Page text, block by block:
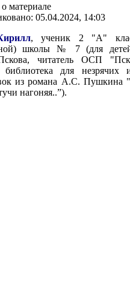
материале
05.04.2024, 14:03
, ученик 2 "А"
школы № 7 (для
читатель ОСП
библиотека для незрячих
из романа А.С. Пушкина
нагоняя..”).